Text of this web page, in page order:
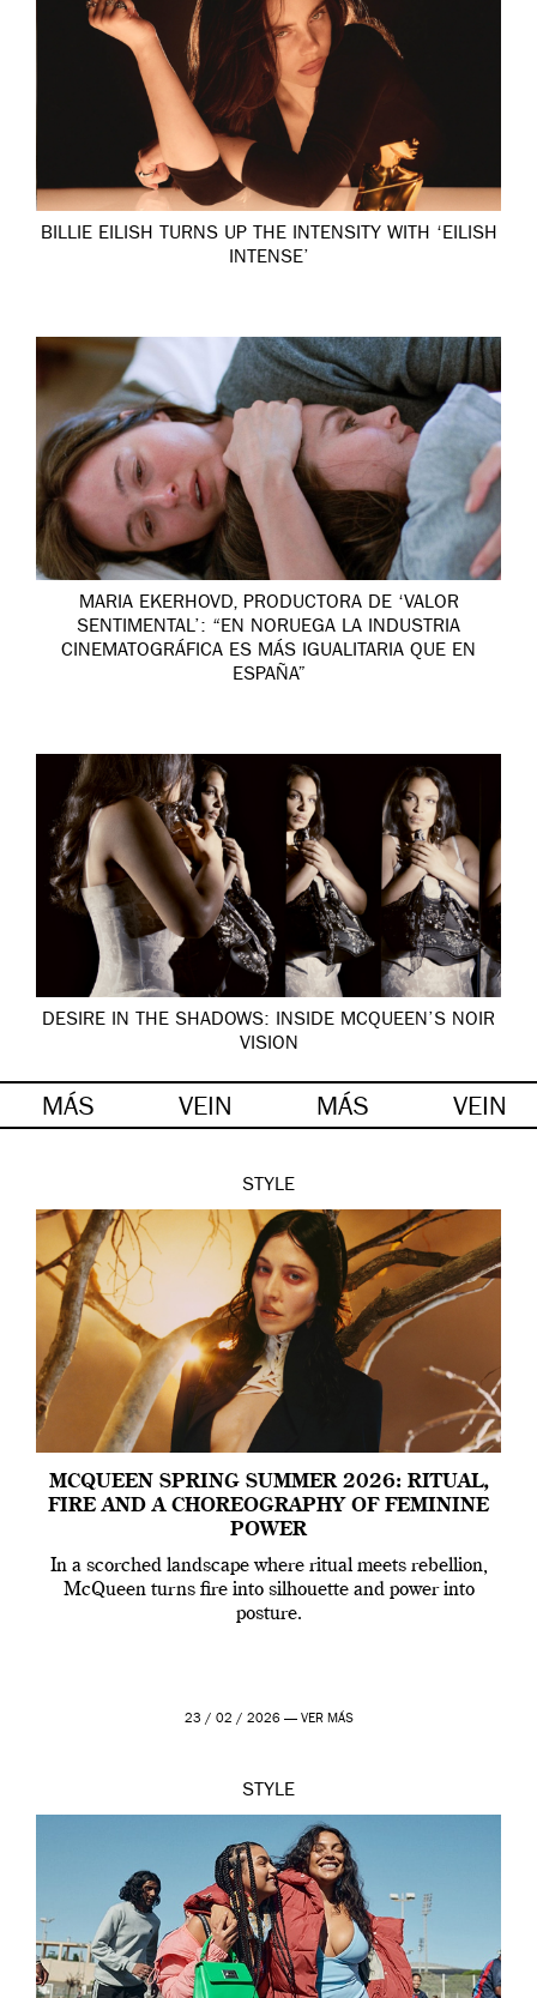
BILLIE EILISH TURNS UP THE INTENSITY WITH ‘EILISH
INTENSE’
MARIA EKERHOVD, PRODUCTORA DE ‘VALOR
SENTIMENTAL’: “EN NORUEGA LA INDUSTRIA
CINEMATOGRÁFICA ES MÁS IGUALITARIA QUE EN
ESPAÑA”
DESIRE IN THE SHADOWS: INSIDE MCQUEEN’S NOIR
VISION
MÁS VEIN MÁS VEIN
STYLE
MCQUEEN SPRING SUMMER 2026: RITUAL,
FIRE AND A CHOREOGRAPHY OF FEMININE
POWER
In a scorched landscape where ritual meets rebellion,
McQueen turns fire into silhouette and power into
posture.
23 / 02 / 2026 — VER MÁS
STYLE